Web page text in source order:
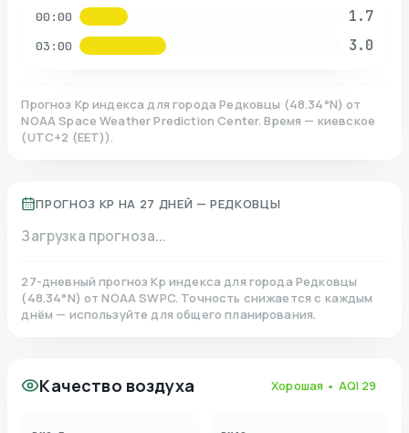
00:00 1.7
03:00 3.0
Прогноз Kp индекса для города Редковцы (48.34°N)от
NOAA Space Weather Prediction Center. Время — киевское
(UTC+2 (EET)).
ПРОГНОЗ KP НА 27 ДНЕЙ — РЕДКОВЦЫ
Загрузка прогноза...
27-дневный прогноз Kp индекса для города Редковцы
(48.34°N)от NOAA SWPC. Точность снижается с каждым
днём — используйте для общего планирования.
Качество воздуха Хорошая • AQI 29